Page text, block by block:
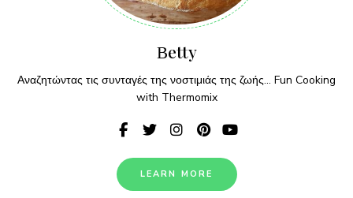
Βetty
Αναζητώντας τις συνταγές της νοστιμιάς της ζωής... Fun Cooking
with Thermomix
LEARN MORE